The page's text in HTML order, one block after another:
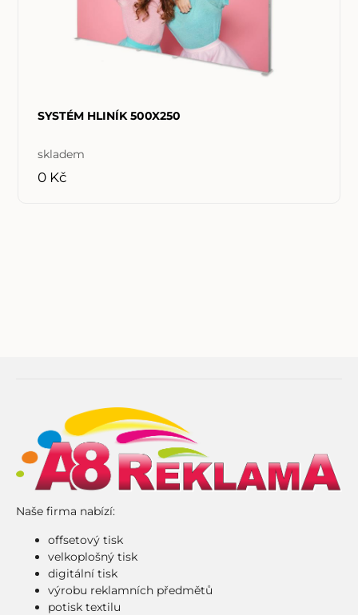
SYSTÉM HLINÍK 500X250
skladem
0 Kč
Naše firma nabízí:
offsetový tisk
velkoplošný tisk
digitální tisk
výrobu reklamních předmětů
potisk textilu